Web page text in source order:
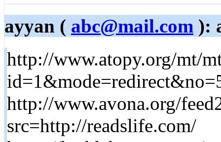
ayyan ( abc@mail.com ):
http://www.atopy.org/mt/
http://www.avona.org/
src=http://readslife.com/